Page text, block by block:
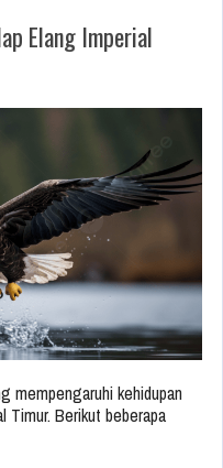
Elang Imperial
mempengaruhi kehidupan
Timur. Berikut beberapa